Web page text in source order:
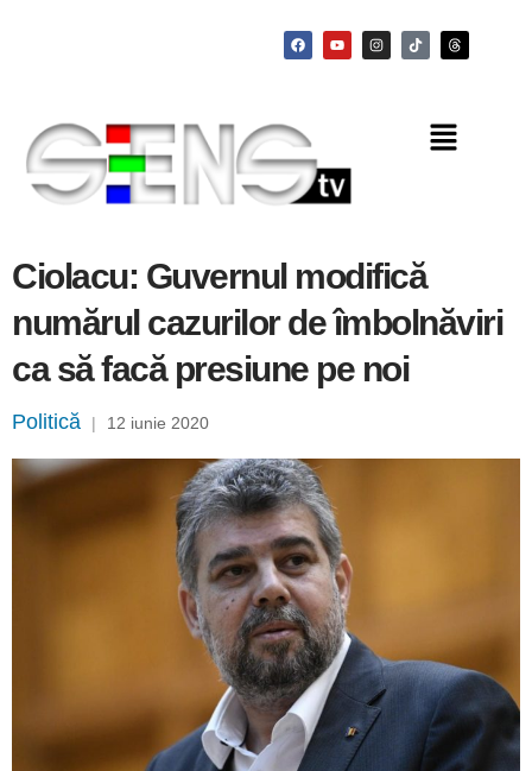
Ciolacu: Guvernul modifică
numărul cazurilor de îmbolnăviri
ca să facă presiune pe noi
Politică | 12 iunie 2020